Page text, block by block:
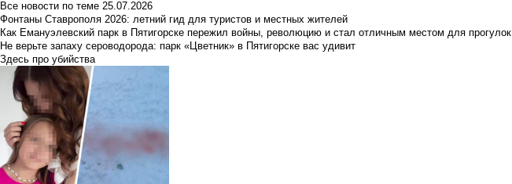
Все новости по теме 25.07.2026
Фонтаны Ставрополя 2026: летний гид для туристов и местных жителей
Как Емануэлевский парк в Пятигорске пережил войны, революцию и стал отличным местом для прогулок
Не верьте запаху сероводорода: парк «Цветник» в Пятигорске вас удивит
Здесь про убийства